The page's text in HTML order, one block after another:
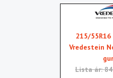
215/
Vredestein
Lista ár: